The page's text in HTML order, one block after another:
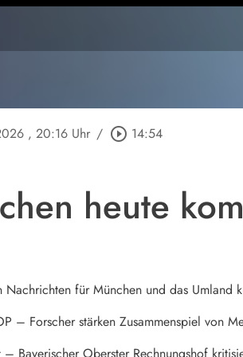
, 20:16 Uhr / play_circle_outline 14:54
heute
Nachrichten für München und das Umland
– Forscher stärken Zusammenspiel von